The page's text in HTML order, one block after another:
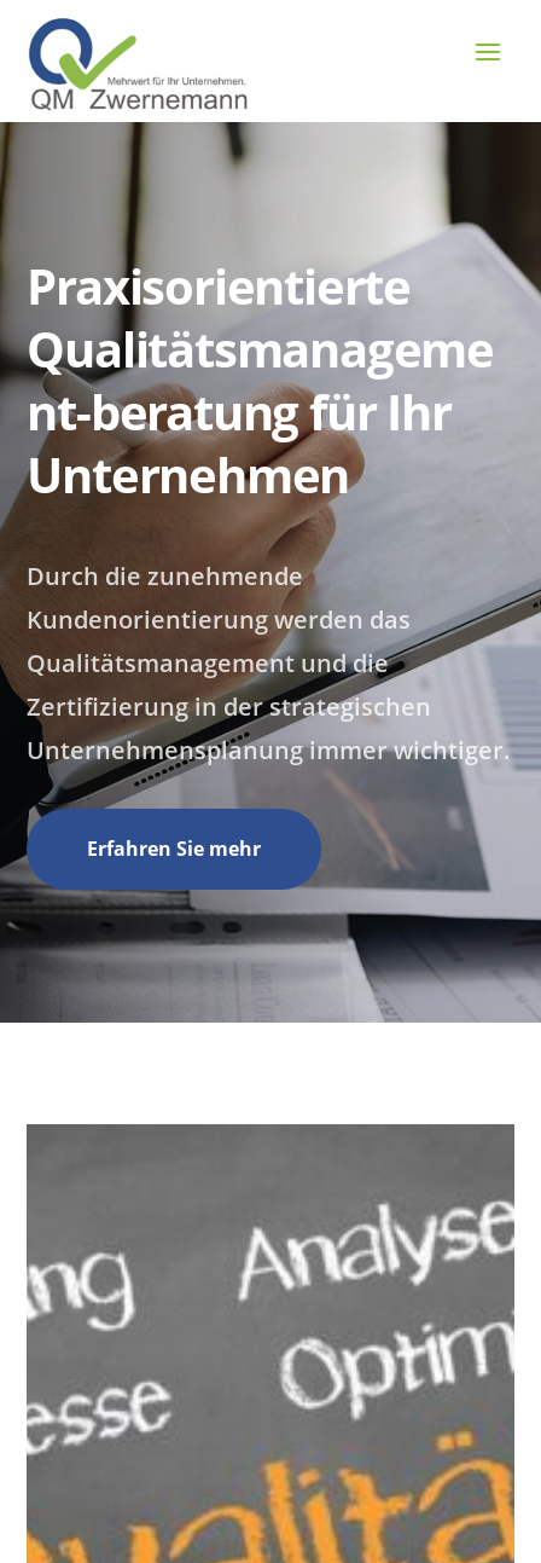
Praxisorientierte
Qualitätsmanageme
nt-beratung für Ihr
Unternehmen
Durch die zunehmende
Kundenorientierung werden das
Qualitätsmanagement und die
Zertifizierung in der strategischen
Unternehmensplanung immer wichtiger.
Erfahren Sie mehr